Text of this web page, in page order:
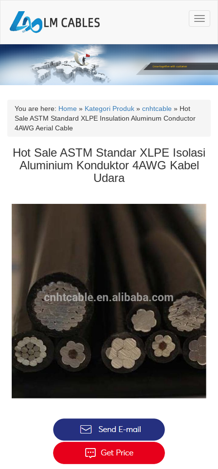
T
o
g
l
n
a
o
You are here: Home » Kategori Produk » cnhtcable » Hot
Sale ASTM Standard XLPE Insulation Aluminum Conductor
4AWG Aerial Cable
Hot Sale ASTM Standar XLPE Isolasi
Aluminium Konduktor 4AWG Kabel
Udara